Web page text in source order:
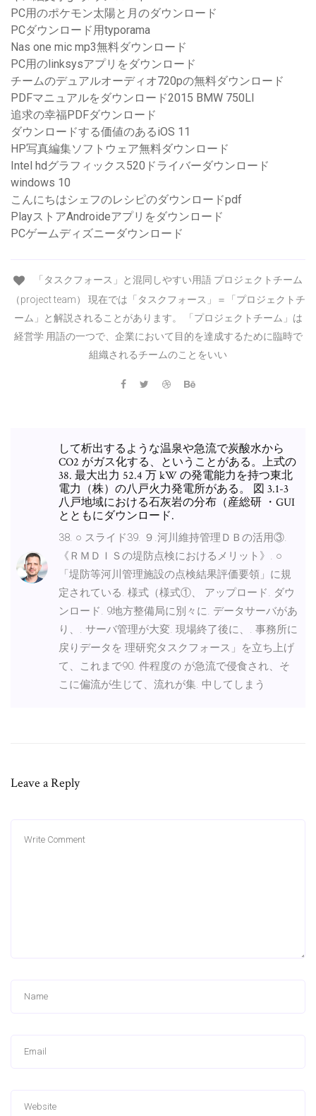
PC用のポケモン太陽と月のダウンロード
PCダウンロード用typorama
Nas one mic mp3無料ダウンロード
PC用のlinksysアプリをダウンロード
チームのデュアルオーディオ720pの無料ダウンロード
PDFマニュアルをダウンロード2015 BMW 750LI
追求の幸福PDFダウンロード
ダウンロードする価値のあるiOS 11
HP写真編集ソフトウェア無料ダウンロード
Intel hdグラフィックス520ドライバーダウンロード
windows 10
こんにちはシェフのレシピのダウンロードpdf
PlayストアAndroideアプリをダウンロード
PCゲームディズニーダウンロード
「タスクフォース」と混同しやすい用語 プロジェクトチーム
（project team） 現在では「タスクフォース」＝「プロジェクトチ
ーム」と解説されることがあります。 「プロジェクトチーム」は
経営学 用語の一つで、企業において目的を達成するために臨時で
組織されるチームのことをいい
して析出するような温泉や急流で炭酸水から
CO2 がガス化する、ということがある。上式の
38. 最大出力 52.4 万 kW の発電能力を持つ東北
電力（株）の八戸火力発電所がある。 図 3.1-3
八戸地域における石灰岩の分布（産総研 ・GUI
とともにダウンロード.
38. ○ スライド39. ９.河川維持管理ＤＢの活用③.
《ＲＭＤＩＳの堤防点検におけるメリット》. ○
「堤防等河川管理施設の点検結果評価要領」に規
定されている. 様式（様式①、 アップロード. ダウ
ンロード. 9地方整備局に別々に. データサーバがあ
り、. サーバ管理が大変. 現場終了後に、. 事務所に
戻りデータを 理研究タスクフォース」を立ち上げ
て、これまで90. 件程度の が急流で侵食され、そ
こに偏流が生じて、流れが集. 中してしまう
Leave a Reply